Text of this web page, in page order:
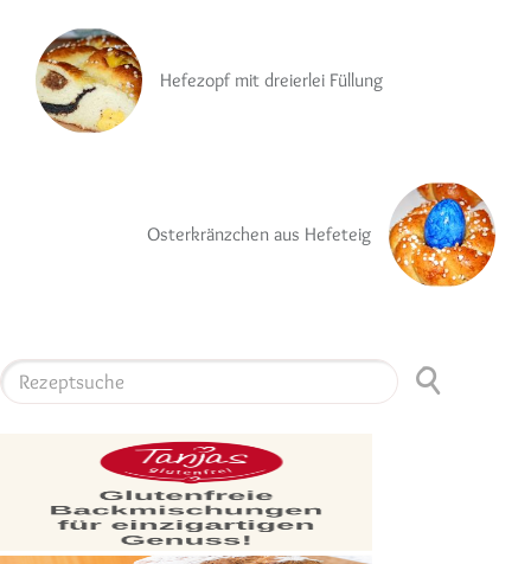
Hefezopf mit dreierlei Füllung
Osterkränzchen aus Hefeteig